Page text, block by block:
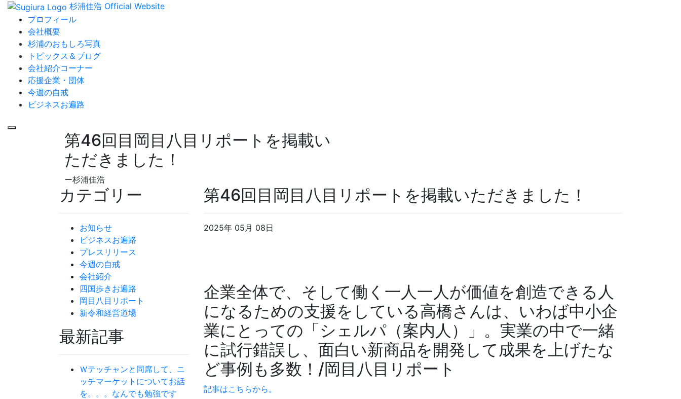
杉浦佳浩 Official Website
プロフィール
会社概要
杉浦のおもしろ写真
トピックス＆ブログ
会社紹介コーナー
応援企業・団体
今週の自戒
ビジネスお遍路
第46回目岡目八目リポートを掲載い
ただきました！
ー杉浦佳浩
第46回目岡目八目リポートを掲載いただきました！
2025年 05月 08日
企業全体で、そして働く一人一人が価値を創造できる人
になるための支援をしている高橋さんは、いわば中小企
業にとっての「シェルパ（案内人）」。実業の中で一緒
に試行錯誤し、面白い新商品を開発して成果を上げたな
ど事例も多数！/岡目八目リポート
記事はこちらから。
カテゴリー
お知らせ
ビジネスお遍路
プレスリリース
今週の自戒
会社紹介
四国歩きお遍路
岡目八目リポート
新令和経営道場
最新記事
Ｗテッチャンと同席して、ニ
ッチマーケットについてお話
を。。。なんでも勉強です